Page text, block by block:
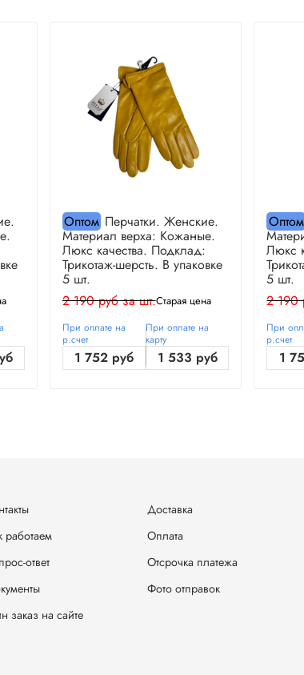
Оптом Перчатки. Женские.
Материал верха: Кожаные.
Люкс качества. Подклад:
Трикотаж-шерсть. В упаковке
5 шт.
2 190 руб за шт.Старая цена
При оплате на
р.счет
1 752 руб
При оплате на
карту
1 533 руб
Оптом
Люкс
5 шт.
2 190
При
р.счет
1
работаем
ответ
заказ на сайте
Доставка
Оплата
Отсрочка платежа
Фото отправок